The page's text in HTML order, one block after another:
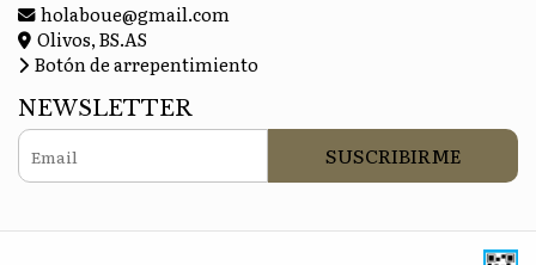
holaboue@gmail.com
Olivos, BS.AS
Botón de arrepentimiento
NEWSLETTER
SUSCRIBIRME